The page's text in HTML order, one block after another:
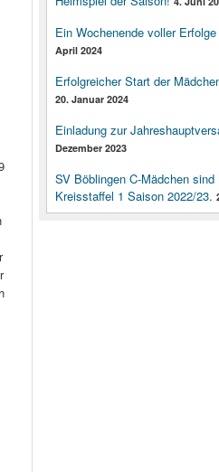
Ein Wochenende voller
April 2024
Erfolgreicher Start der
20. Januar 2024
Einladung zur
Dezember 2023
SV Böblingen C-Mädchen
Kreisstaffel 1 Saison 2022/23.